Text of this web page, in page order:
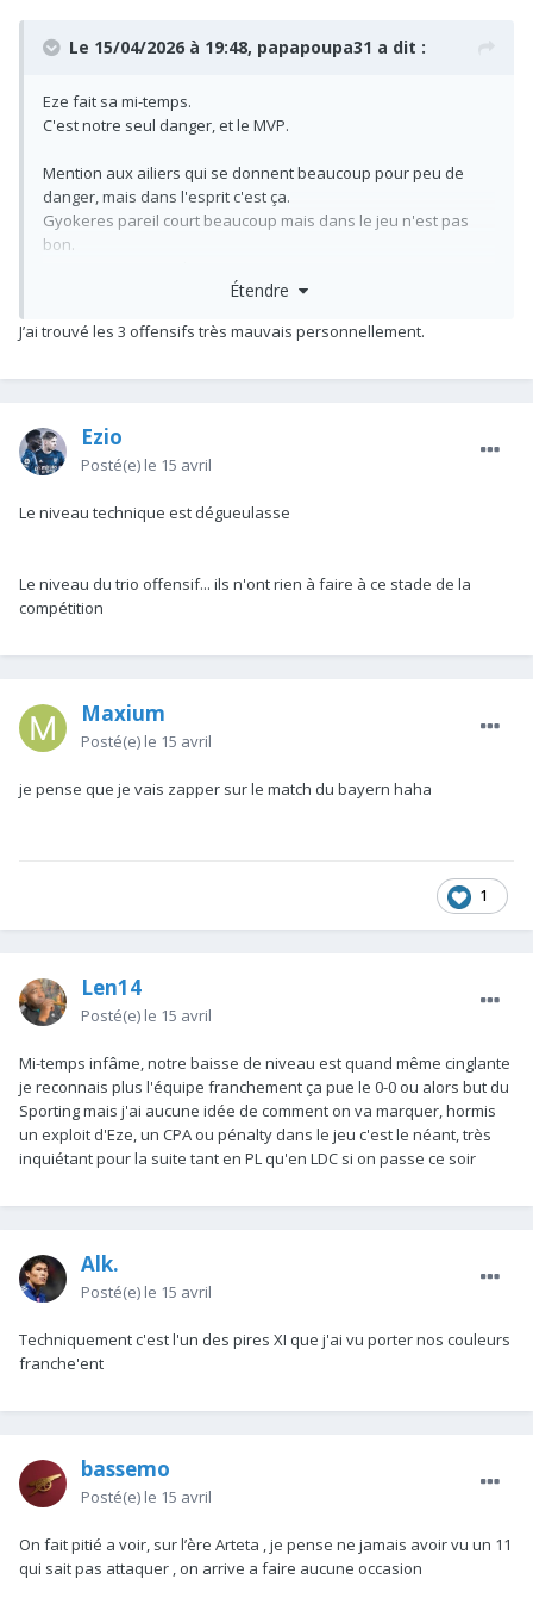
Le 15/04/2026 à 19:48, papapoupa31 a dit :
Eze fait sa mi-temps.
C'est notre seul danger, et le MVP.
Mention aux ailiers qui se donnent beaucoup pour peu de
danger, mais dans l'esprit c'est ça.
Gyokeres pareil court beaucoup mais dans le jeu n'est pas
bon.
Étendre
J’ai trouvé les 3 offensifs très mauvais personnellement.
Ezio
Posté(e) le 15 avril
Le niveau technique est dégueulasse
Le niveau du trio offensif... ils n'ont rien à faire à ce stade de la
compétition
Maxium
Posté(e) le 15 avril
je pense que je vais zapper sur le match du bayern haha
1
Len14
Posté(e) le 15 avril
Mi-temps infâme, notre baisse de niveau est quand même cinglante
je reconnais plus l'équipe franchement ça pue le 0-0 ou alors but du
Sporting mais j'ai aucune idée de comment on va marquer, hormis
un exploit d'Eze, un CPA ou pénalty dans le jeu c'est le néant, très
inquiétant pour la suite tant en PL qu'en LDC si on passe ce soir
Alk.
Posté(e) le 15 avril
Techniquement c'est l'un des pires XI que j'ai vu porter nos couleurs
franche'ent
bassemo
Posté(e) le 15 avril
On fait pitié a voir, sur l’ère Arteta , je pense ne jamais avoir vu un 11
qui sait pas attaquer , on arrive a faire aucune occasion